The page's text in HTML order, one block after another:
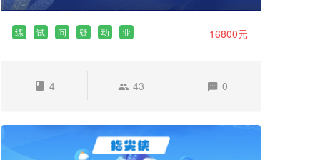
练 试 问 疑 动 业 16800元
4 43 0